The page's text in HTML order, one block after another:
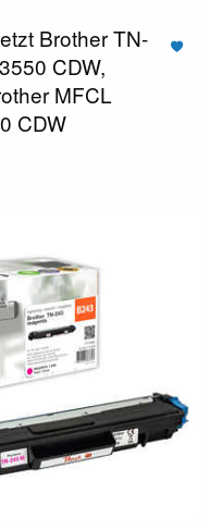
Brother TN-
CDW,
MFCL
CDW